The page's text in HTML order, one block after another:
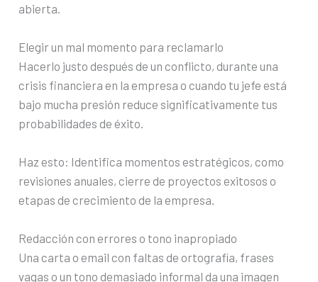
abierta.
Elegir un mal momento para reclamarlo
Hacerlo justo después de un conflicto, durante una
crisis financiera en la empresa o cuando tu jefe está
bajo mucha presión reduce significativamente tus
probabilidades de éxito.
Haz esto: Identifica momentos estratégicos, como
revisiones anuales, cierre de proyectos exitosos o
etapas de crecimiento de la empresa.
Redacción con errores o tono inapropiado
Una carta o email con faltas de ortografía, frases
vagas o un tono demasiado informal da una imagen